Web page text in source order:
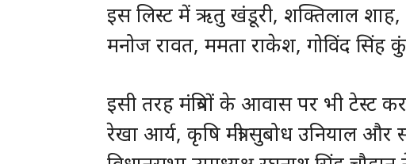
इस लिस्ट में ऋतु खंडूरी, शक्तिलाल शाह,
मनोज रावत, ममता राकेश, गोविंद
इसी तरह मंत्रियों के आवास पर भी टेस्ट
रेखा आर्य, कृषि मंत्री सुबोध उनियाल और